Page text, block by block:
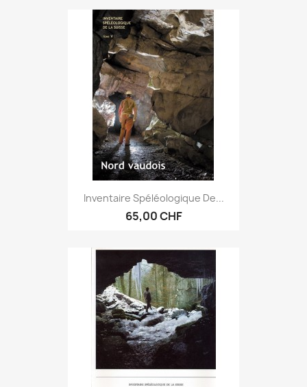
Inventaire Spéléologique De...
65,00 CHF